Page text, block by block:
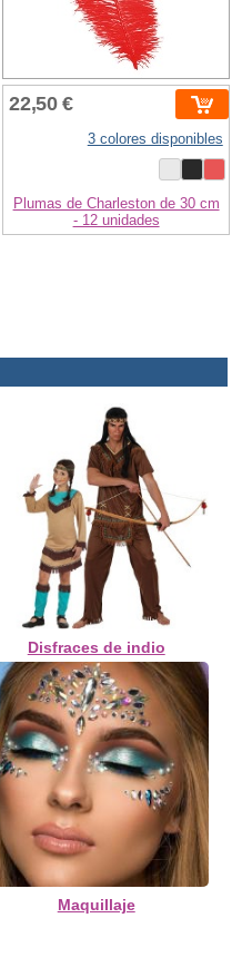
22,50 €
3 colores disponibles
Plumas de Charleston de 30 cm
- 12 unidades
Disfraces de indio
Maquillaje